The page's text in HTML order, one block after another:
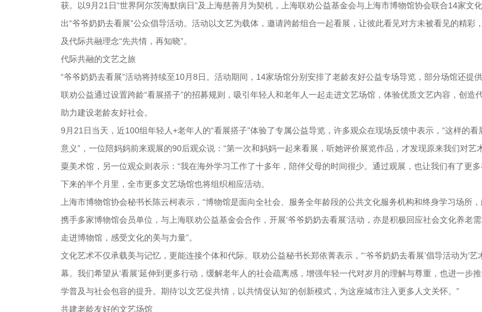
获。以9月21日“世界阿尔茨海默病日”及上海慈善月为契机，上海联劝公益基金会与上海市博物馆协会联合14家文
出“爷爷奶奶去看展”公众倡导活动。活动以文艺为载体，邀请跨龄组合一起看展，让彼此看见对方未被看见的精彩
及代际共融理念“先共情，再知晓”。
代际共融的文艺之旅
“爷爷奶奶去看展”活动将持续至10月8日。活动期间，14家场馆分别安排了老龄友好公益专场导览，部分场馆还提
联劝公益通过设置跨龄“看展搭子”的招募规则，吸引年轻人和老年人一起走进文艺场馆，体验优质文艺内容，创造
助力建设老龄友好社会。
9月21日当天，近100组年轻人+老年人的“看展搭子”体验了专属公益导览，许多观众在现场反馈中表示，“这样的
意义”，一位陪妈妈前来观展的90后观众说：“第一次和妈妈一起来看展，听她评价展览作品，才发现原来我们对艺
粟美术馆，另一位观众则表示：“我在海外学习工作了十多年，陪伴父母的时间很少。通过观展，也让我们有了更
下来的半个月里，全市更多文艺场馆也将组织相应活动。
上海市博物馆协会秘书长陈云柯表示，“博物馆是面向全社会、服务全年龄段的公共文化服务机构和终身学习场所
携手多家博物馆会员单位，与上海联劝公益基金会合作，开展‘爷爷奶奶去看展’活动，亦是积极回应社会文化养老
走进博物馆，感受文化的美与力量”。
文化艺术不仅承载美与记忆，更能连接个体和代际。联劝公益秘书长郑依菁表示，“‘爷爷奶奶去看展’倡导活动为‘艺
幕。我们希望从‘看展’延伸到更多行动，缓解老年人的社会疏离感，增强年轻一代对岁月的理解与尊重，也进一步
学普及与社会包容的提升。期待‘以文艺促共情，以共情促认知’的创新模式，为这座城市注入更多人文关怀。”
共建老龄友好的文艺场馆